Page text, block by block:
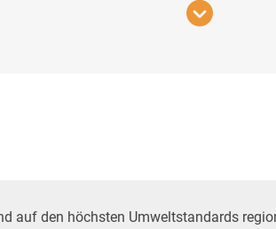
auf den höchsten Umweltstandards